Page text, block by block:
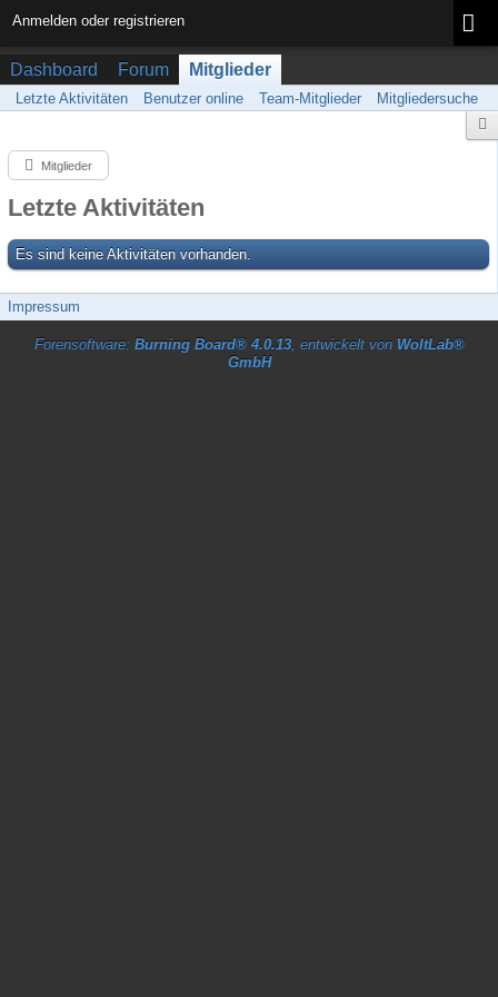
Anmelden oder registrieren
Dashboard Forum Mitglieder
Letzte Aktivitäten Benutzer online Team-Mitglieder Mitgliedersuche
Mitglieder
Letzte Aktivitäten
Es sind keine Aktivitäten vorhanden.
Impressum
Forensoftware: Burning Board® 4.0.13, entwickelt von WoltLab®
GmbH